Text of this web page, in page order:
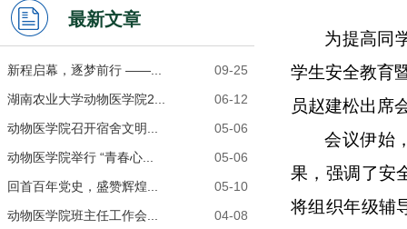
最新文章
09-25
新程启幕，逐梦前行 ——...
06-12
湖南农业大学动物医学院2...
05-06
动物医学院召开宿舍文明...
05-06
动物医学院举行 “青春心...
05-10
回首百年党史，盛赞辉煌...
04-08
动物医学院班主任工作会...
为提高同
学生安全教育
员赵建松出席
会议伊始
果，强调了安
将组织年级辅